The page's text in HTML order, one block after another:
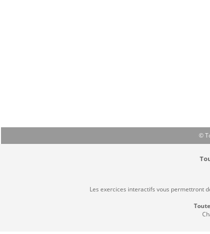
©
Les exercices interactifs vous permettront